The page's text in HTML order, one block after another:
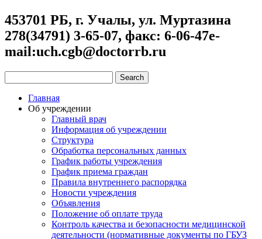
453701 РБ, г. Учалы, ул. Муртазина
278(34791) 3-65-07, факс: 6-06-47e-
mail:uch.cgb@doctorrb.ru
Главная
Об учреждении
Главный врач
Информация об учреждении
Структура
Обработка персональных данных
График работы учреждения
График приема граждан
Правила внутреннего распорядка
Новости учреждения
Объявления
Положение об оплате труда
Контроль качества и безопасности медицинской
деятельности (нормативные документы по ГБУЗ